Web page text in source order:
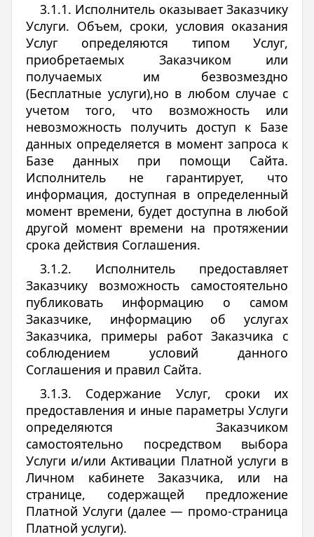
3.1.1. Исполнитель оказывает Заказчику
Услуги. Объем, сроки, условия оказания
Услуг определяются типом Услуг,
приобретаемых Заказчиком или
получаемых им безвозмездно
(Бесплатные услуги),но в любом случае с
учетом того, что возможность или
невозможность получить доступ к Базе
данных определяется в момент запроса к
Базе данных при помощи Сайта.
Исполнитель не гарантирует, что
информация, доступная в определенный
момент времени, будет доступна в любой
другой момент времени на протяжении
срока действия Соглашения.
3.1.2. Исполнитель предоставляет
Заказчику возможность самостоятельно
публиковать информацию о самом
Заказчике, информацию об услугах
Заказчика, примеры работ Заказчика с
соблюдением условий данного
Соглашения и правил Сайта.
3.1.3. Содержание Услуг, сроки их
предоставления и иные параметры Услуги
определяются Заказчиком
самостоятельно посредством выбора
Услуги и/или Активации Платной услуги в
Личном кабинете Заказчика, или на
странице, содержащей предложение
Платной Услуги (далее — промо-страница
Платной услуги).